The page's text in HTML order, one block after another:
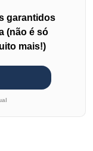
garantidos
(não é só
mais!)